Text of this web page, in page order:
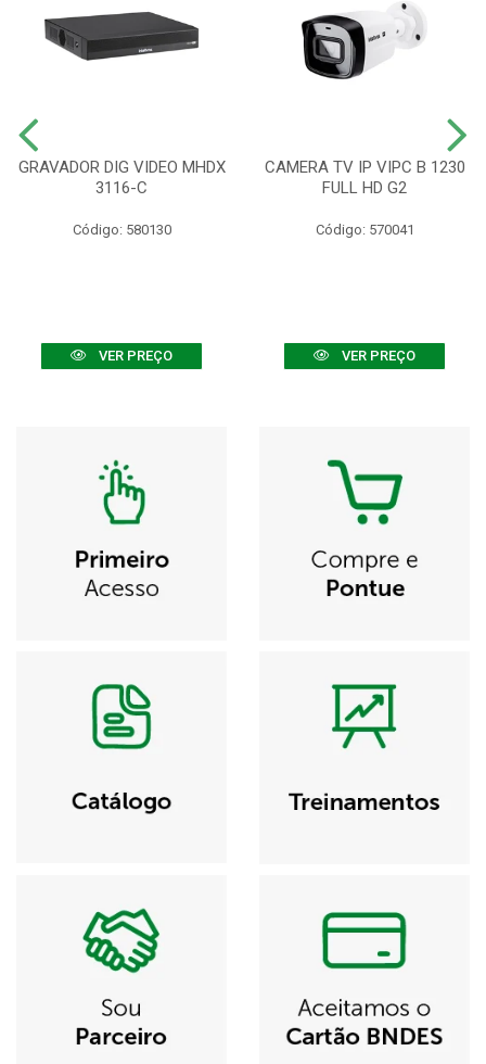
GRAVADOR DIG VIDEO MHDX
3116-C
Código: 580130
VER PREÇO
CAMERA TV IP VIPC B 1230
FULL HD G2
Código: 570041
VER PREÇO